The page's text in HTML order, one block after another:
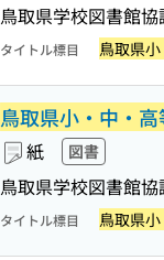
鳥取県学校図書館協
タイトル標目 鳥取県
鳥取県小・中・
紙 図書
鳥取県学校図書館協
タイトル標目 鳥取県